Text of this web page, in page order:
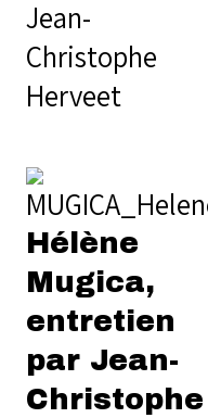
Jean-
Christophe
Herveet
Hélène
Mugica,
entretien
par Jean-
Christophe